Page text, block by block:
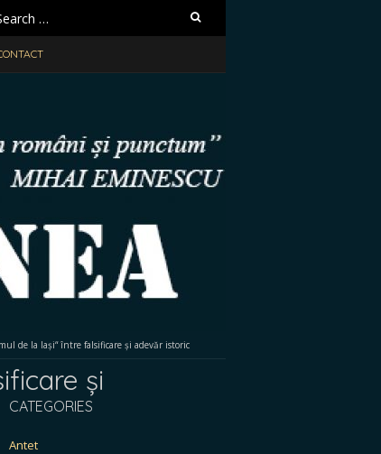
de la Iași“ între falsificare și adevăr istoric
și
CATEGORIES
Antet